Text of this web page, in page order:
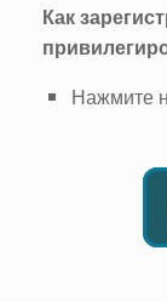
Как
Нажмите